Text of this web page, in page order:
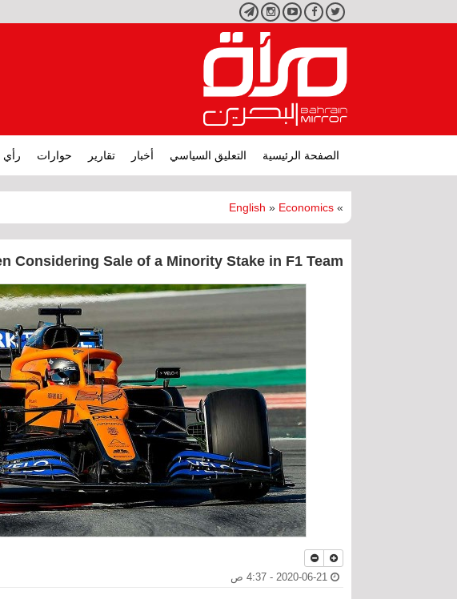
تويتر فيسبوكيوتيوبانستجرامتليجرام
الصفحة الرئيسية التعليق السياسي أخبار تقارير حوارات رأي
»
English » Economics
Considering Sale of a Minority Stake in F1 Team